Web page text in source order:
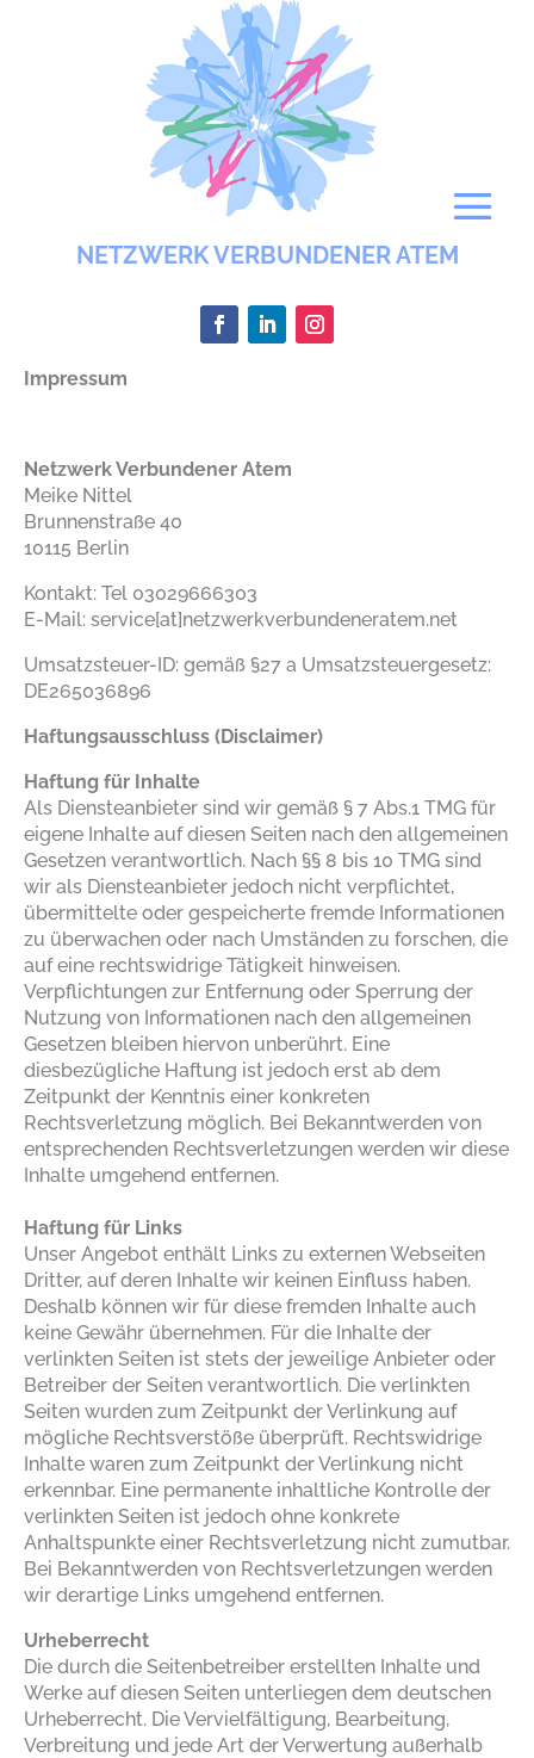
NETZWERK VERBUNDENER ATEM
Impressum
Netzwerk Verbundener Atem
Meike Nittel
Brunnenstraße 40
10115 Berlin
Kontakt: Tel 03029666303
E-Mail: service[at]netzwerkverbundeneratem.net
Umsatzsteuer-ID: gemäß §27 a Umsatzsteuergesetz:
DE265036896
Haftungsausschluss (Disclaimer)
Haftung für Inhalte
Als Diensteanbieter sind wir gemäß § 7 Abs.1 TMG für
eigene Inhalte auf diesen Seiten nach den allgemeinen
Gesetzen verantwortlich. Nach §§ 8 bis 10 TMG sind
wir als Diensteanbieter jedoch nicht verpflichtet,
übermittelte oder gespeicherte fremde Informationen
zu überwachen oder nach Umständen zu forschen, die
auf eine rechtswidrige Tätigkeit hinweisen.
Verpflichtungen zur Entfernung oder Sperrung der
Nutzung von Informationen nach den allgemeinen
Gesetzen bleiben hiervon unberührt. Eine
diesbezügliche Haftung ist jedoch erst ab dem
Zeitpunkt der Kenntnis einer konkreten
Rechtsverletzung möglich. Bei Bekanntwerden von
entsprechenden Rechtsverletzungen werden wir diese
Inhalte umgehend entfernen.
Haftung für Links
Unser Angebot enthält Links zu externen Webseiten
Dritter, auf deren Inhalte wir keinen Einfluss haben.
Deshalb können wir für diese fremden Inhalte auch
keine Gewähr übernehmen. Für die Inhalte der
verlinkten Seiten ist stets der jeweilige Anbieter oder
Betreiber der Seiten verantwortlich. Die verlinkten
Seiten wurden zum Zeitpunkt der Verlinkung auf
mögliche Rechtsverstöße überprüft. Rechtswidrige
Inhalte waren zum Zeitpunkt der Verlinkung nicht
erkennbar. Eine permanente inhaltliche Kontrolle der
verlinkten Seiten ist jedoch ohne konkrete
Anhaltspunkte einer Rechtsverletzung nicht zumutbar.
Bei Bekanntwerden von Rechtsverletzungen werden
wir derartige Links umgehend entfernen.
Urheberrecht
Die durch die Seitenbetreiber erstellten Inhalte und
Werke auf diesen Seiten unterliegen dem deutschen
Urheberrecht. Die Vervielfältigung, Bearbeitung,
Verbreitung und jede Art der Verwertung außerhalb